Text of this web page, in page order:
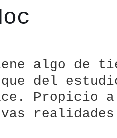
algo de
del
Propicio